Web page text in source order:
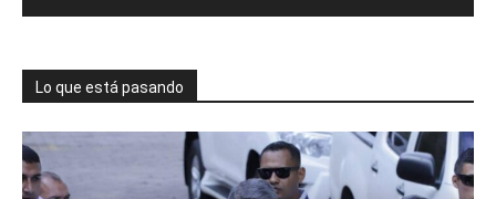
Lo que está pasando